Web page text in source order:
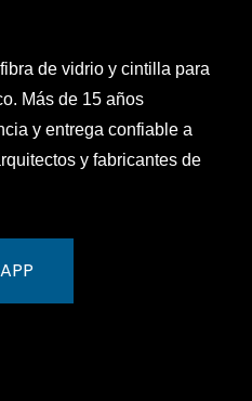
de vidrio y cintilla para
Más de 15 años
y entrega confiable a
y fabricantes de